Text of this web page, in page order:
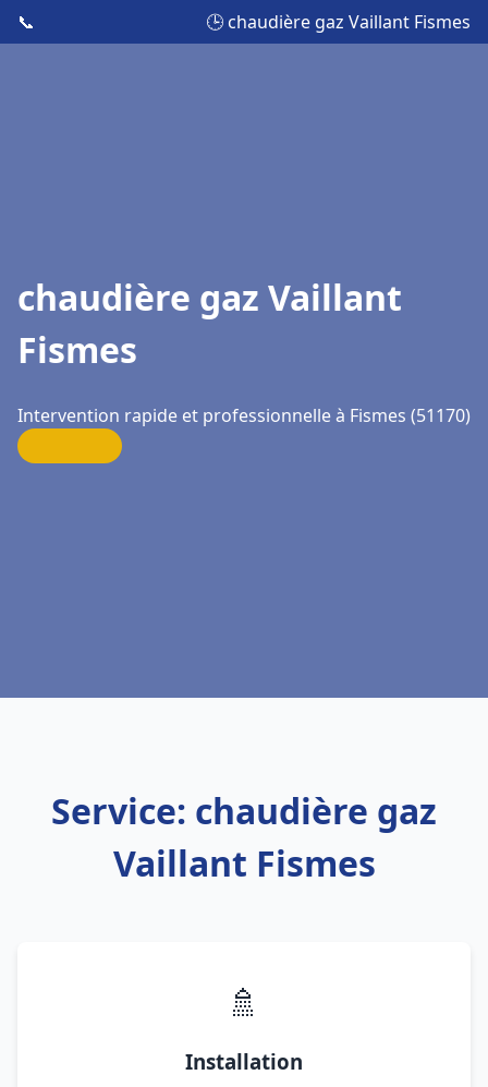
📞 🕒 chaudière gaz Vaillant Fismes
chaudière gaz Vaillant
Fismes
Intervention rapide et professionnelle à Fismes (51170)
Service: chaudière gaz
Vaillant Fismes
🚿
Installation